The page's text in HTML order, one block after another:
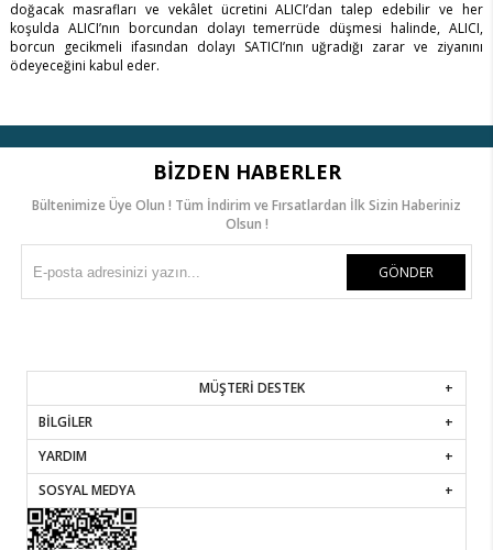
doğacak masrafları ve vekâlet ücretini ALICI’dan talep edebilir ve her
koşulda ALICI’nın borcundan dolayı temerrüde düşmesi halinde, ALICI,
borcun gecikmeli ifasından dolayı SATICI’nın uğradığı zarar ve ziyanını
ödeyeceğini kabul eder.
BIZDEN HABERLER
Bültenimize Üye Olun ! Tüm İndirim ve Fırsatlardan İlk Sizin Haberiniz
Olsun !
GÖNDER
MÜŞTERİ DESTEK
BİLGİLER
YARDIM
SOSYAL MEDYA